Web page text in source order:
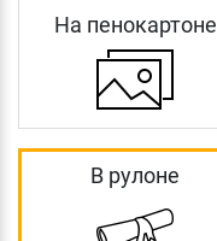
На пенокартоне
В рулоне